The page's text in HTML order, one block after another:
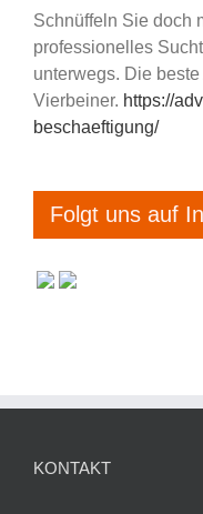
Schnüffeln Sie doch
professionelles
unterwegs. Die
Vierbeiner. https://
beschaeftigung/
Folgt uns auf
KONTAKT